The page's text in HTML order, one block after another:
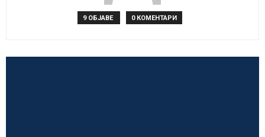
9 ОБЈАВЕ 0 КОМЕНТАРИ